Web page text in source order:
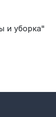
и уборка"